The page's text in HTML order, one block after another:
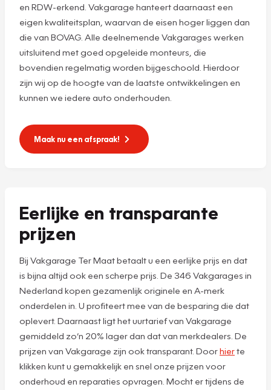
en RDW-erkend. Vakgarage hanteert daarnaast een
eigen kwaliteitsplan, waarvan de eisen hoger liggen dan
die van BOVAG. Alle deelnemende Vakgarages werken
uitsluitend met goed opgeleide monteurs, die
bovendien regelmatig worden bijgeschoold. Hierdoor
zijn wij op de hoogte van de laatste ontwikkelingen en
kunnen we iedere auto onderhouden.
Maak nu een afspraak!
Eerlijke en transparante
prijzen
Bij Vakgarage Ter Maat betaalt u een eerlijke prijs en dat
is bijna altijd ook een scherpe prijs. De 346 Vakgarages in
Nederland kopen gezamenlijk originele en A-merk
onderdelen in. U profiteert mee van de besparing die dat
oplevert. Daarnaast ligt het uurtarief van Vakgarage
gemiddeld zo’n 20% lager dan dat van merkdealers. De
prijzen van Vakgarage zijn ook transparant. Doorhierte
klikken kunt u gemakkelijk en snel onze prijzen voor
onderhoud en reparaties opvragen. Mocht er tijdens de